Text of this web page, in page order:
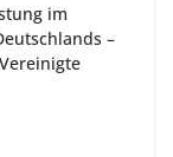
im
–